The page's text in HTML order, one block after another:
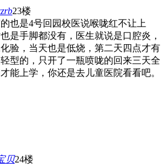
23楼
也是4号回园校医说喉咙红不让上
是手脚都没有，医生就说是口腔炎，
验，当天也是低烧，第二天四点才有
型的，只开了一瓶喷咙的回来三天全
能上学，你还是去儿童医院看看吧。
贝24楼